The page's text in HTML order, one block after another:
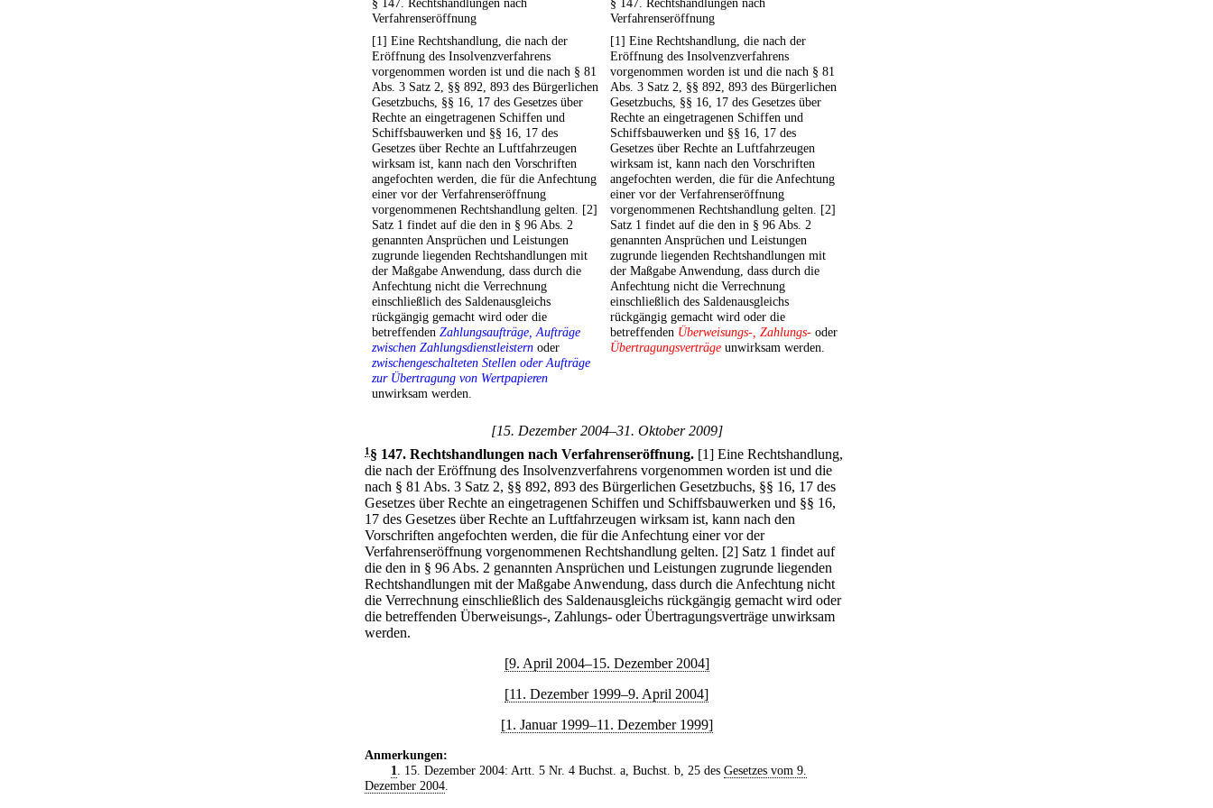
§ 147. Rechtshandlungen nach
Verfahrenseröffnung
§ 147. Rechtshandlungen nach
Verfahrenseröffnung
[1] Eine Rechtshandlung, die nach der
Eröffnung des Insolvenzverfahrens
vorgenommen worden ist und die nach § 81
Abs. 3 Satz 2, §§ 892, 893 des Bürgerlichen
Gesetzbuchs, §§ 16, 17 des Gesetzes über
Rechte an eingetragenen Schiffen und
Schiffsbauwerken und §§ 16, 17 des
Gesetzes über Rechte an Luftfahrzeugen
wirksam ist, kann nach den Vorschriften
angefochten werden, die für die Anfechtung
einer vor der Verfahrenseröffnung
vorgenommenen Rechtshandlung gelten. [2]
Satz 1 findet auf die den in § 96 Abs. 2
genannten Ansprüchen und Leistungen
zugrunde liegenden Rechtshandlungen mit
der Maßgabe Anwendung, dass durch die
Anfechtung nicht die Verrechnung
einschließlich des Saldenausgleichs
rückgängig gemacht wird oder die
betreffenden Zahlungsaufträge, Aufträge
zwischen Zahlungsdienstleistern oder
zwischengeschalteten Stellen oder Aufträge
zur Übertragung von Wertpapieren
unwirksam werden.
[1] Eine Rechtshandlung, die nach der
Eröffnung des Insolvenzverfahrens
vorgenommen worden ist und die nach § 81
Abs. 3 Satz 2, §§ 892, 893 des Bürgerlichen
Gesetzbuchs, §§ 16, 17 des Gesetzes über
Rechte an eingetragenen Schiffen und
Schiffsbauwerken und §§ 16, 17 des
Gesetzes über Rechte an Luftfahrzeugen
wirksam ist, kann nach den Vorschriften
angefochten werden, die für die Anfechtung
einer vor der Verfahrenseröffnung
vorgenommenen Rechtshandlung gelten. [2]
Satz 1 findet auf die den in § 96 Abs. 2
genannten Ansprüchen und Leistungen
zugrunde liegenden Rechtshandlungen mit
der Maßgabe Anwendung, dass durch die
Anfechtung nicht die Verrechnung
einschließlich des Saldenausgleichs
rückgängig gemacht wird oder die
betreffenden Überweisungs-, Zahlungs- oder
Übertragungsverträge unwirksam werden.
[15. Dezember 2004–31. Oktober 2009]
1§ 147. Rechtshandlungen nach Verfahrenseröffnung. [1] Eine Rechtshandlung,
die nach der Eröffnung des Insolvenzverfahrens vorgenommen worden ist und die
nach § 81 Abs. 3 Satz 2, §§ 892, 893 des Bürgerlichen Gesetzbuchs, §§ 16, 17 des
Gesetzes über Rechte an eingetragenen Schiffen und Schiffsbauwerken und §§ 16,
17 des Gesetzes über Rechte an Luftfahrzeugen wirksam ist, kann nach den
Vorschriften angefochten werden, die für die Anfechtung einer vor der
Verfahrenseröffnung vorgenommenen Rechtshandlung gelten. [2] Satz 1 findet auf
die den in § 96 Abs. 2 genannten Ansprüchen und Leistungen zugrunde liegenden
Rechtshandlungen mit der Maßgabe Anwendung, dass durch die Anfechtung nicht
die Verrechnung einschließlich des Saldenausgleichs rückgängig gemacht wird oder
die betreffenden Überweisungs-, Zahlungs- oder Übertragungsverträge unwirksam
werden.
[9. April 2004–15. Dezember 2004]
[11. Dezember 1999–9. April 2004]
[1. Januar 1999–11. Dezember 1999]
Anmerkungen:
1. 15. Dezember 2004: Artt. 5 Nr. 4 Buchst. a, Buchst. b, 25 des Gesetzes vom 9.
Dezember 2004.